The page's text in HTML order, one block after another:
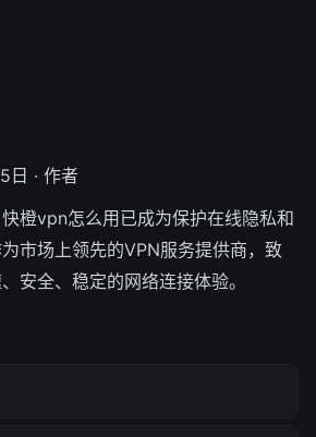
日 · 作者
橙vpn怎么用已成为保护在线隐私和
市场上领先的VPN服务提供商，致
安全、稳定的网络连接体验。